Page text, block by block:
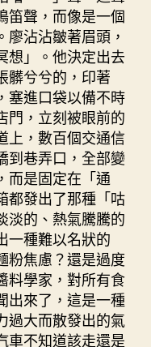
笛聲，而像是一個
沾沾皺著眉頭，
想」。他決定出去
髒兮兮的，印著
塞進口袋以備不時
門，立刻被眼前的
上，數百個交通信
到巷弄口，全部變
而是固定在「通
都發出了那種「咕
淡的、熱氣騰騰的
一種難以名狀的
焦慮？還是過度
料學家，對所有食
出來了，這是一種
過大而散發出的氣
車不知道該走還是